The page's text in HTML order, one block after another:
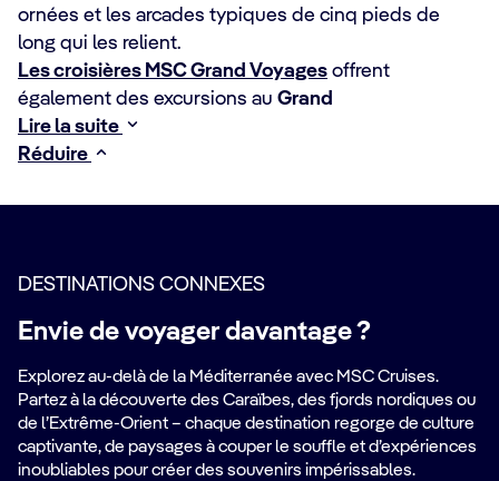
ornées et les arcades typiques de cinq pieds de
long qui les relient.
Les croisières MSC Grand Voyages offrent
également des excursions au Grand
Lire la suite
Réduire
DESTINATIONS CONNEXES
Envie de voyager davantage ?
Explorez au-delà de la Méditerranée avec MSC Cruises.
Partez à la découverte des Caraïbes, des fjords nordiques ou
de l’Extrême-Orient – chaque destination regorge de culture
captivante, de paysages à couper le souffle et d’expériences
inoubliables pour créer des souvenirs impérissables.